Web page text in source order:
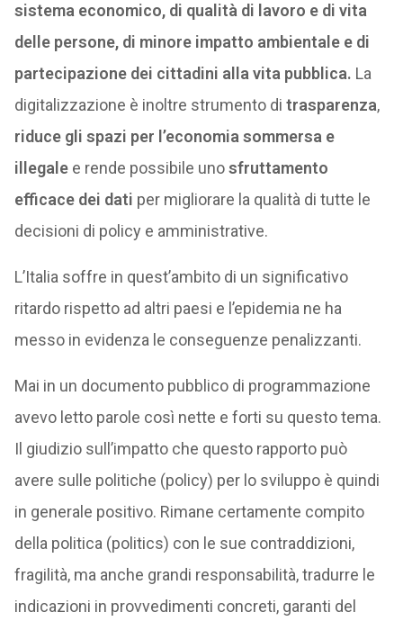
sistema economico, di qualità di lavoro e di vita
delle persone, di minore impatto ambientale e di
partecipazione dei cittadini alla vita pubblica. La
digitalizzazione è inoltre strumento di trasparenza,
riduce gli spazi per l’economia sommersa e
illegalee rende possibile unosfruttamento
efficace dei dati per migliorare la qualità di tutte le
decisioni di policy e amministrative.
L’Italia soffre in quest’ambito di un significativo
ritardo rispetto ad altri paesi e l’epidemia ne ha
messo in evidenza le conseguenze penalizzanti.
Mai in un documento pubblico di programmazione
avevo letto parole così nette e forti su questo tema.
Il giudizio sull’impatto che questo rapporto può
avere sulle politiche (policy) per lo sviluppo è quindi
in generale positivo. Rimane certamente compito
della politica (politics) con le sue contraddizioni,
fragilità, ma anche grandi responsabilità, tradurre le
indicazioni in provvedimenti concreti, garanti del